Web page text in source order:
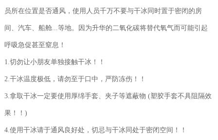
员所在位置是否通风，使用人员千万不要与干冰同时置于密闭的房
间、汽车、船舱...等地。因为升华的二氧化碳将替代氧气而可能引起
呼吸急促甚至窒息！
1.切勿让小朋友单独接触干冰！！
2.干冰温度极低，请勿至于口中，严防冻伤！！
3.拿取干冰一定要使用厚绵手套、夹子等遮蔽物 (塑胶手套不具阻隔效
果！！)
4.使用干冰请于通风良好处，切忌与干冰同处于密闭空间！！